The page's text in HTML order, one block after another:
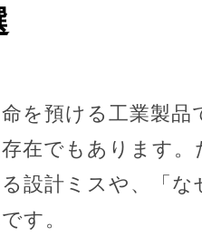
を預ける工業製
在でもあります
設計ミスや、「
す。